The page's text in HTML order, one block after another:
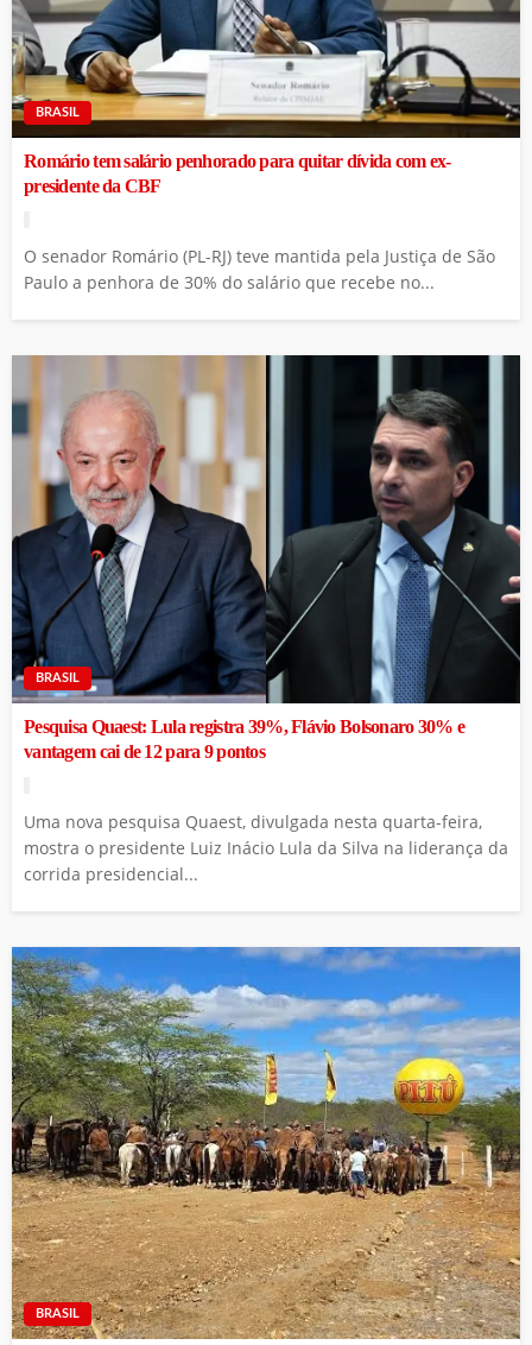
BRASIL
Romário tem salário penhorado para quitar dívida com ex-
presidente da CBF
O senador Romário (PL-RJ) teve mantida pela Justiça de São
Paulo a penhora de 30% do salário que recebe no...
BRASIL
Pesquisa Quaest: Lula registra 39%, Flávio Bolsonaro 30% e
vantagem cai de 12 para 9 pontos
Uma nova pesquisa Quaest, divulgada nesta quarta-feira,
mostra o presidente Luiz Inácio Lula da Silva na liderança da
corrida presidencial...
BRASIL